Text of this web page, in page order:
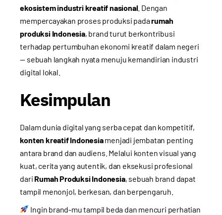
ekosistem industri kreatif nasional. Dengan
mempercayakan proses produksi padarumah
produksi Indonesia, brand turut berkontribusi
terhadap pertumbuhan ekonomi kreatif dalam negeri
— sebuah langkah nyata menuju kemandirian industri
digital lokal.
Kesimpulan
Dalam dunia digital yang serba cepat dan kompetitif,
konten kreatif Indonesiamenjadi jembatan penting
antara brand dan audiens. Melalui konten visual yang
kuat, cerita yang autentik, dan eksekusi profesional
dari Rumah Produksi Indonesia, sebuah brand dapat
tampil menonjol, berkesan, dan berpengaruh.
Ingin brand-mu tampil beda dan mencuri perhatian